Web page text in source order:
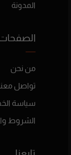
المدونة
الصفحات
من نحن
تواصل معنا
سياسة
الشروط